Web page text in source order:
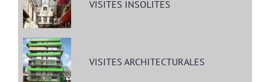
VISITES INSOLITES
VISITES ARCHITECTURALES